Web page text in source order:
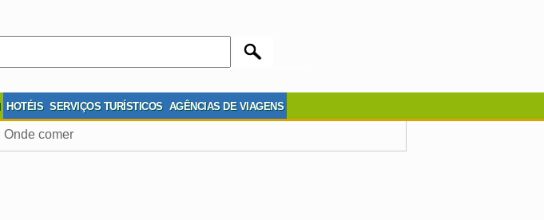
HOTÉIS SERVIÇOS TURÍSTICOS AGÊNCIAS DE VIAGENS
Onde comer